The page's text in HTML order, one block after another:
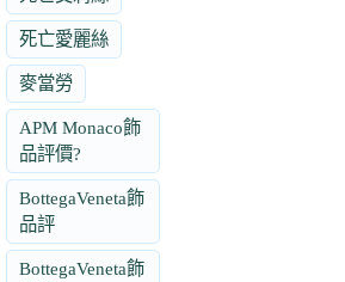
死亡愛麗絲
麥當勞
APM Monaco飾
品評價?
BottegaVeneta飾
品評
BottegaVeneta飾